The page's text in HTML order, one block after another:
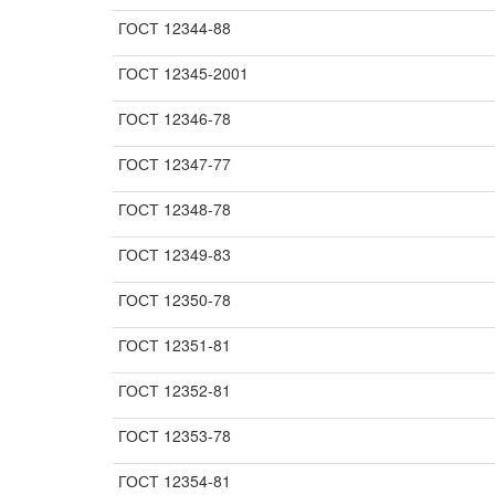
ГОСТ 12344-88
ГОСТ 12345-2001
ГОСТ 12346-78
ГОСТ 12347-77
ГОСТ 12348-78
ГОСТ 12349-83
ГОСТ 12350-78
ГОСТ 12351-81
ГОСТ 12352-81
ГОСТ 12353-78
ГОСТ 12354-81